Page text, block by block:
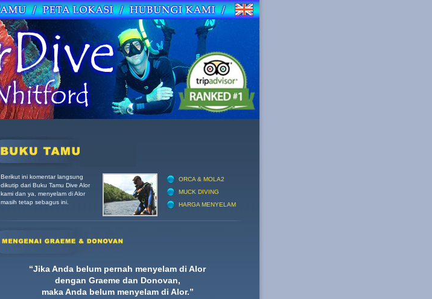
ORCA & MOLA2
MUCK DIVING
HARGA MENYELAM
Berikut ini komentar langsung
dikutip dari Buku Tamu Dive Alor
kami dan ya, menyelam di Alor
masih tetap sebagus ini.
“Jika Anda belum pernah menyelam di Alor
dengan Graeme dan Donovan,
maka Anda belum menyelam di Alor.”